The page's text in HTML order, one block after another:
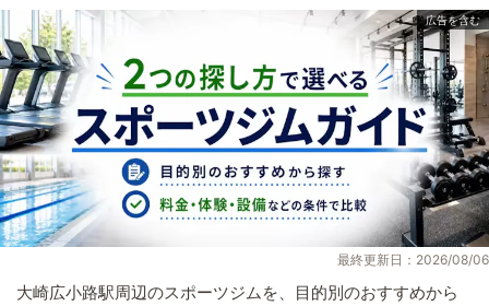
最終更新日：2026/08/06
大崎広小路駅周辺のスポーツジムを、目的別のおすすめから